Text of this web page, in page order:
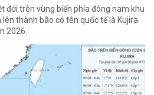
đới trên vùng biển phía đông nam khu
thành bão có tên quốc tế là Kujira
2026.